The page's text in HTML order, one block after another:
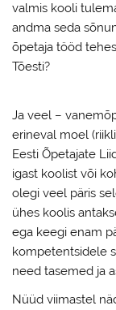
valmis kooli
andma seda
õpetaja tööd
Tõesti?
Ja veel –
erineval moel
Eesti Õpetajate
igast koolist või
olegi veel päris
ühes koolis
ega keegi enam
kompetentsidele
need tasemed ja
Nüüd viimastel